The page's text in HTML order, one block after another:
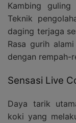
Kambing
Teknik
daging terjaga
Rasa gurih
dengan rempah-
Sensasi Live
Daya tarik
koki yang